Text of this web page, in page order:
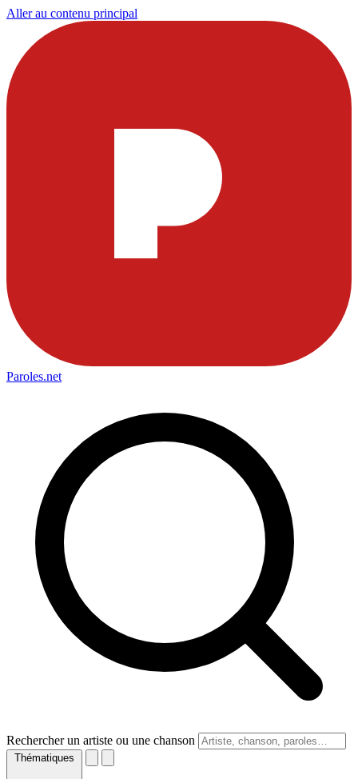
Aller au contenu principal
Paroles.net
Rechercher un artiste ou une chanson
Thématiques